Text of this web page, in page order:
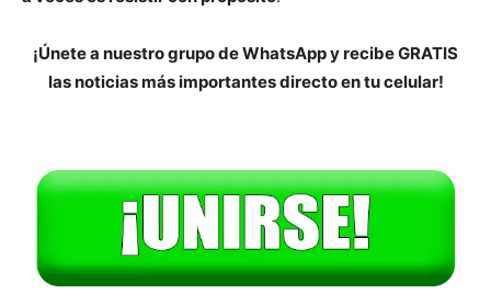
¡Únete a nuestro grupo de WhatsApp y recibe GRATIS
las noticias más importantes directo en tu celular!